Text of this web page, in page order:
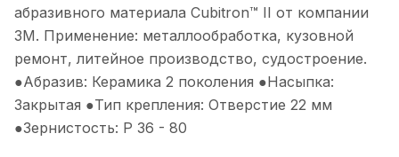
абразивного материала Cubitron™ II от компании
3М. Применение: металлообработка, кузовной
ремонт, литейное производство, судостроение.
●Абразив: Керамика 2 поколения ●Насыпка:
Закрытая ●Тип крепления: Отверстие 22 мм
●Зернистость: P 36 - 80